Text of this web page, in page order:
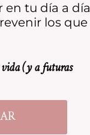
en tu día a día
los que
(y a futuras